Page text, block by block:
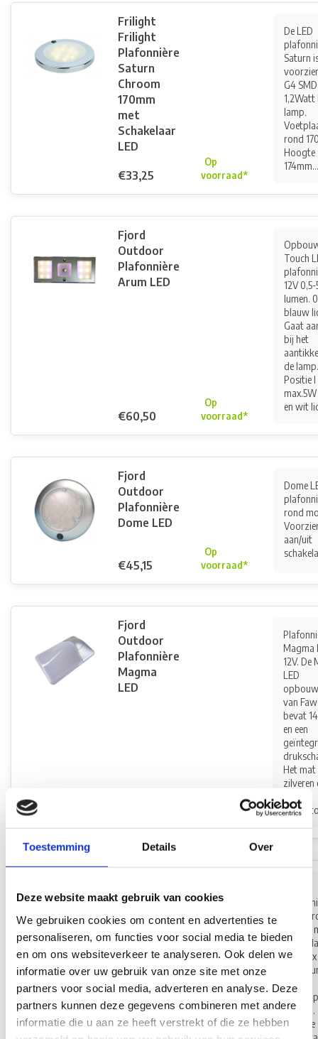
Toestemming Details Over
Deze website maakt gebruik van cookies
We gebruiken cookies om content en advertenties te
personaliseren, om functies voor social media te bieden
en om ons websiteverkeer te analyseren. Ook delen we
informatie over uw gebruik van onze site met onze
partners voor social media, adverteren en analyse. Deze
partners kunnen deze gegevens combineren met andere
informatie die u aan ze heeft verstrekt of die ze hebben
Frilight
Frilight
Plafonnière
Saturn
Chroom
170mm
met
Schakelaar
LED
€33,25
Op
voorraad*
De LED
Saturn
G4
1,2Watt
lamp.
rond
Hoogte
Fjord
Outdoor
Plafonnière
Arum LED
€60,50
Op
voorraad*
Touch
12V
lumen.
blauw
Gaat
bij het
de lamp.
Positie I
en wit
Fjord
Outdoor
Plafonnière
Dome LED
€45,15
Op
voorraad*
Dome
rond
aan/uit
Fjord
Outdoor
Plafonnière
Magma
LED
Magma
12V. De
LED
van
bevat
en een
Het mat
zilveren
witte
Outdoor
Meteor
Triple LED
van
metaal
MR16
3x120
170mm.
Hoogte